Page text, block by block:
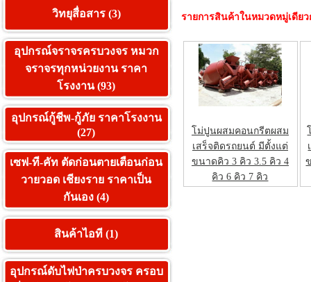
วิทยุสื่อสาร (3)
อุปกรณ์จราจรครบวงจร หมวก
จราจรทุกหน่วยงาน ราคา
โรงงาน (93)
อุปกรณ์กู้ชีพ-กู้ภัย ราคาโรงงาน
(27)
เซฟ-ที-คัท ตัดก่อนตายเตือนก่อน
วายวอด เชียงราย ราคาเป็น
กันเอง (4)
สินค้าไอที (1)
อุปกรณ์ดับไฟป่าครบวงจร ครอบ
รายการสินค้าในหมวดหมู่เดีย
โม่ปูนผสมคอนกรีตผสม
เสร็จติดรถยนต์ มีตั้งแต่
ขนาดคิว 3 คิว 3.5 คิว 4
คิว 6 คิว 7 คิว